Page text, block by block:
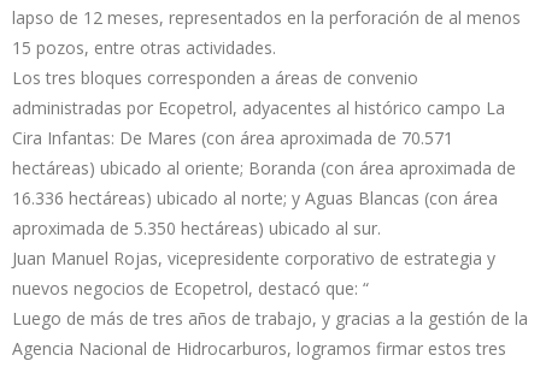
lapso de 12 meses, representados en la perforación de al menos
15 pozos, entre otras actividades.
Los tres bloques corresponden a áreas de convenio
administradas por Ecopetrol, adyacentes al histórico campo La
Cira Infantas: De Mares (con área aproximada de 70.571
hectáreas) ubicado al oriente; Boranda (con área aproximada de
16.336 hectáreas) ubicado al norte; y Aguas Blancas (con área
aproximada de 5.350 hectáreas) ubicado al sur.
Juan Manuel Rojas, vicepresidente corporativo de estrategia y
nuevos negocios de Ecopetrol, destacó que: “
Luego de más de tres años de trabajo, y gracias a la gestión de la
Agencia Nacional de Hidrocarburos, logramos firmar estos tres